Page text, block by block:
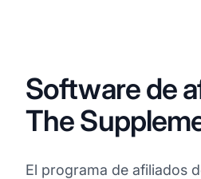
Software de
The
El programa de afiliados